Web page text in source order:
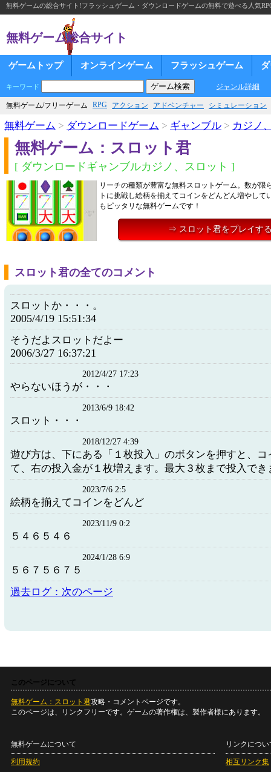
無料ゲームの総合サイト!フラッシュゲーム・ダウンロードゲームの無料で遊べる人気
無料ゲーム総合サイト
ゲームトップ オンラインゲーム フラッシュゲーム
キーワード ジャンル詳細
無料ゲーム/フリーゲーム RPG アクション アドベンチャー シミュレーション
無料ゲーム > ダウンロードゲーム > ギャンブル > カジノ
無料ゲーム：スロット君
[ ダウンロードギャンブルカジノ、スロット ]
リーチの種類が豊富な無料スロットゲーム。数が限
トに挑戦し絵柄を揃えてコインをどんどん増やして
もピッタリな無料ゲームです！
⇒ スロット君をプレイす
スロット君の全てのコメント
スロットか・・・。
2005/4/19 15:51:34
そうだよスロットだよー
2006/3/27 16:37:21
2012/4/27 17:23
やらないほうが・・・
2013/6/9 18:42
スロット・・・
2018/12/27 4:39
遊び方は、下にある「１枚投入」のボタンを押すと、コ
て、右の投入金が１枚増えます。最大３枚まで投入でき
2023/7/6 2:5
絵柄を揃えてコインをどんど
2023/11/9 0:2
５４６５４６
2024/1/28 6:9
５６７５６７５
過去ログ：次のページ
このページについて
無料ゲーム：スロット君攻略・コメントページです。
このページは、リンクフリーです。ゲームの著作権は、製作者様にあります。
無料ゲームについて
利用規約
リンクについ
相互リンク集